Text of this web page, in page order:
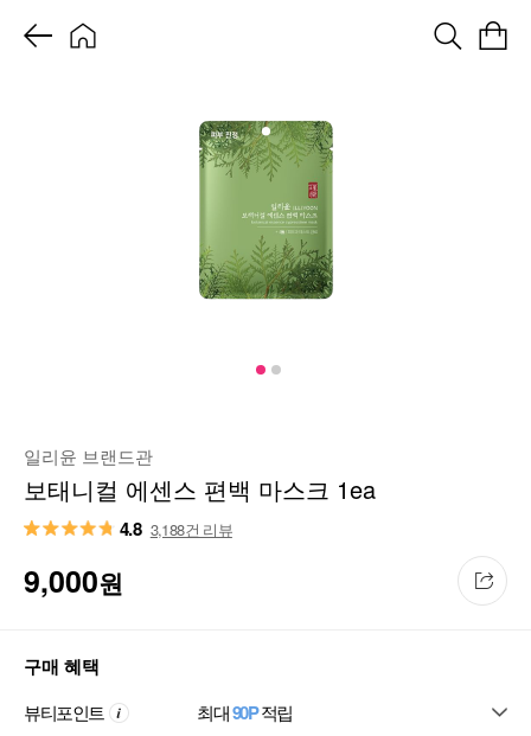
일리윤 브랜드관
보태니컬 에센스 편백 마스크 1ea
4.8 3,188건 리뷰
9,000원
구매 혜택
뷰티포인트 최대90P적립